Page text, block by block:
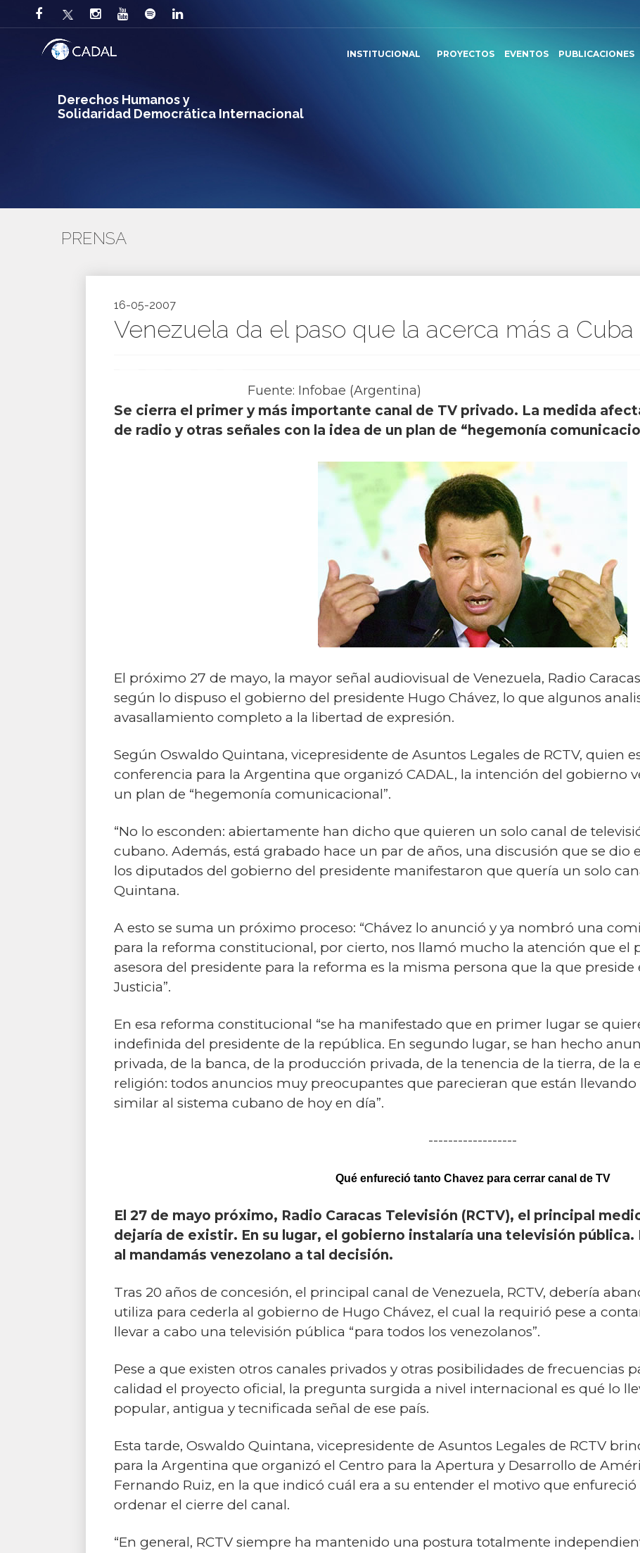
Derechos Humanos y
Solidaridad Democrática Internacional
INSTITUCIONAL PROYECTOS EVENTOS PUBLICACIONES
PRENSA
16-05-2007
Venezuela da el paso que la acerca más a
Fuente: Infobae (Argentina)
Se cierra el primer y más importante canal de TV privado. La medida
de radio y otras señales con la idea de un plan de “hegemonía
El próximo 27 de mayo, la mayor señal audiovisual de Venezuela, Radio
según lo dispuso el gobierno del presidente Hugo Chávez, lo que algunos
avasallamiento completo a la libertad de expresión.
Según Oswaldo Quintana, vicepresidente de Asuntos Legales de RCTV, quien
conferencia para la Argentina que organizó CADAL, la intención del gobierno
un plan de “hegemonía comunicacional”.
“No lo esconden: abiertamente han dicho que quieren un solo canal de
cubano. Además, está grabado hace un par de años, una discusión que se dio
los diputados del gobierno del presidente manifestaron que quería un solo
Quintana.
A esto se suma un próximo proceso: “Chávez lo anunció y ya nombró una
para la reforma constitucional, por cierto, nos llamó mucho la atención que el
asesora del presidente para la reforma es la misma persona que la que
Justicia”.
En esa reforma constitucional “se ha manifestado que en primer lugar se
indefinida del presidente de la república. En segundo lugar, se han hecho
privada, de la banca, de la producción privada, de la tenencia de la tierra, de la
religión: todos anuncios muy preocupantes que parecieran que están
similar al sistema cubano de hoy en día”.
------------------
Qué enfureció tanto Chavez para cerrar canal de TV
El 27 de mayo próximo, Radio Caracas Televisión (RCTV), el principal
dejaría de existir. En su lugar, el gobierno instalaría una televisión pública.
al mandamás venezolano a tal decisión.
Tras 20 años de concesión, el principal canal de Venezuela, RCTV, debería
utiliza para cederla al gobierno de Hugo Chávez, el cual la requirió pese a
llevar a cabo una televisión pública “para todos los venezolanos”.
Pese a que existen otros canales privados y otras posibilidades de frecuencias
calidad el proyecto oficial, la pregunta surgida a nivel internacional es qué lo
popular, antigua y tecnificada señal de ese país.
Esta tarde, Oswaldo Quintana, vicepresidente de Asuntos Legales de RCTV
para la Argentina que organizó el Centro para la Apertura y Desarrollo de
Fernando Ruiz, en la que indicó cuál era a su entender el motivo que enfureció
ordenar el cierre del canal.
“En general, RCTV siempre ha mantenido una postura totalmente